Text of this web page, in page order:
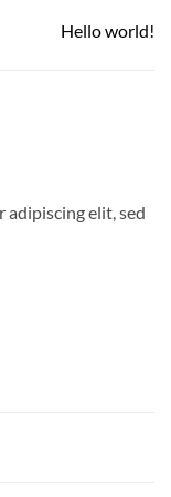
Hello world!
adipiscing elit, sed